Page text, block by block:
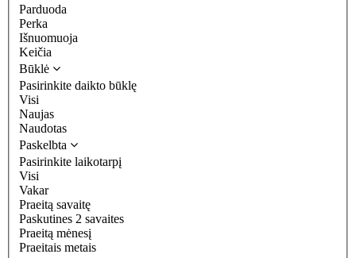
Parduoda
Perka
Išnuomuoja
Keičia
Būklė
Pasirinkite daikto būklę
Visi
Naujas
Naudotas
Paskelbta
Pasirinkite laikotarpį
Visi
Vakar
Praeitą savaitę
Paskutines 2 savaites
Praeitą mėnesį
Praeitais metais